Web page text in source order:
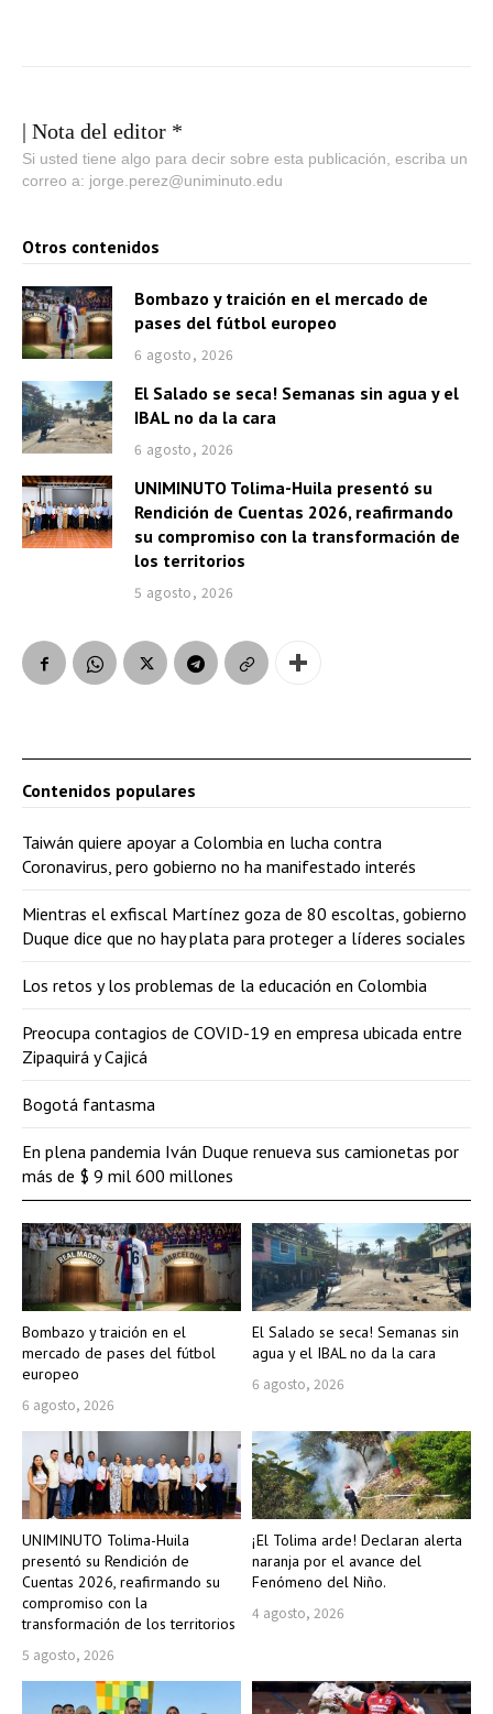
| Nota del editor *
Si usted tiene algo para decir sobre esta publicación, escriba un
correo a: jorge.perez@uniminuto.edu
Otros contenidos
Bombazo y traición en el mercado de
pases del fútbol europeo
6 agosto, 2026
El Salado se seca! Semanas sin agua y el
IBAL no da la cara
6 agosto, 2026
UNIMINUTO Tolima-Huila presentó su
Rendición de Cuentas 2026, reafirmando
su compromiso con la transformación de
los territorios
5 agosto, 2026
Bombazo y traición en el
mercado de pases del fútbol
europeo
6 agosto, 2026
El Salado se seca! Semanas sin
agua y el IBAL no da la cara
6 agosto, 2026
UNIMINUTO Tolima-Huila
presentó su Rendición de
Cuentas 2026, reafirmando su
compromiso con la
transformación de los territorios
5 agosto, 2026
¡El Tolima arde! Declaran alerta
naranja por el avance del
Fenómeno del Niño.
4 agosto, 2026
Contenidos populares
Taiwán quiere apoyar a Colombia en lucha contra
Coronavirus, pero gobierno no ha manifestado interés
Mientras el exfiscal Martínez goza de 80 escoltas, gobierno
Duque dice que no hay plata para proteger a líderes sociales
Los retos y los problemas de la educación en Colombia
Preocupa contagios de COVID-19 en empresa ubicada entre
Zipaquirá y Cajicá
Bogotá fantasma
En plena pandemia Iván Duque renueva sus camionetas por
más de $ 9 mil 600 millones